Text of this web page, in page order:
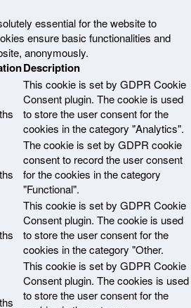
essential for the website to
ensure basic functionalities and
anonymously.
Description
This cookie is set by GDPR Cookie
Consent plugin. The cookie is used
to store the user consent for the
cookies in the category "Analytics".
The cookie is set by GDPR cookie
consent to record the user consent
for the cookies in the category
"Functional".
This cookie is set by GDPR Cookie
Consent plugin. The cookie is used
to store the user consent for the
cookies in the category "Other.
This cookie is set by GDPR Cookie
Consent plugin. The cookies is used
to store the user consent for the